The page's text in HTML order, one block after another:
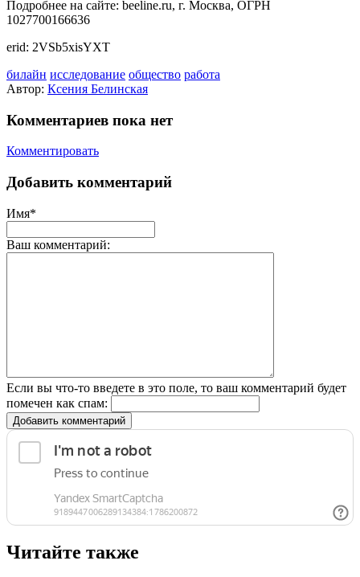
Подробнее на сайте: beeline.ru, г. Москва, ОГРН
1027700166636
erid: 2VSb5xisYXT
билайн исследование общество работа
Автор: Ксения Белинская
Комментариев пока нет
Комментировать
Добавить комментарий
Имя*
Ваш комментарий:
Если вы что-то введете в это поле, то ваш комментарий будет
помечен как спам:
Добавить комментарий
Читайте также